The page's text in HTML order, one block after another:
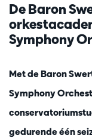
De Baron
Symphony
Met de Baron
Symphony
gedurende één